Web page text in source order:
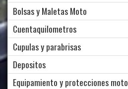
Bolsas y Maletas Moto
Cuentaquilometros
Cupulas y parabrisas
Depositos
Equipamiento y protecciones moto